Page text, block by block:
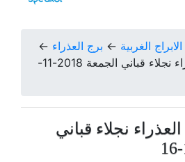
الابراج الغربية ← برج العذراء ←
حظك اليوم برج العذراء نجلاء قباني الجمعة 2018-11-
نجلاء قباني